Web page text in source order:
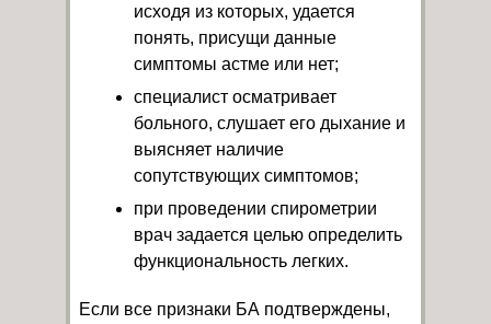
исходя из которых, удается
понять, присущи данные
симптомы астме или нет;
специалист осматривает
больного, слушает его дыхание и
выясняет наличие
сопутствующих симптомов;
при проведении спирометрии
врач задается целью определить
функциональность легких.
Если все признаки БА подтверждены,